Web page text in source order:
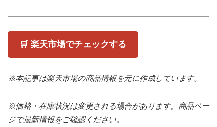
🛒 楽天市場でチェックする
※本記事は楽天市場の商品情報を元に作成しています。
※価格・在庫状況は変更される場合があります。商品ペー
ジで最新情報をご確認ください。